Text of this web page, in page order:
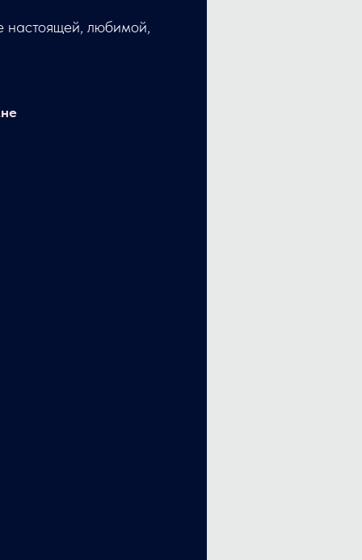
настоящей, любимой,